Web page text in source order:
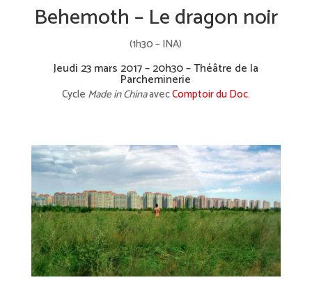
Behemoth – Le dragon noir
(1h30 – INA)
Jeudi 23 mars 2017 – 20h30 – Théâtre de la
Parcheminerie
Cycle Made in ChinaavecComptoir du Doc.